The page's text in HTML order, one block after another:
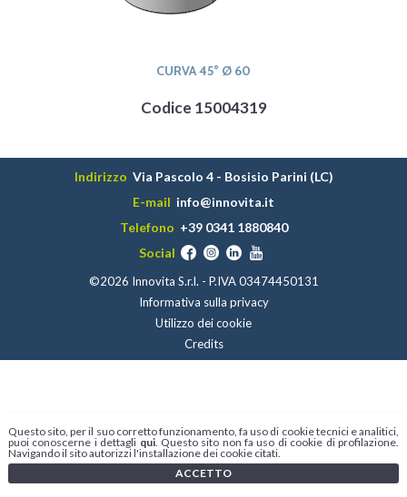
CURVA 45° Ø 60
Codice 15004319
Indirizzo Via Pascolo 4 - Bosisio Parini (LC)
E-mail info@innovita.it
Telefono +39 0341 1880840
Social
©2026 Innovita S.r.l. - P.IVA 03474450131
Informativa sulla privacy
Utilizzo dei cookie
Credits
Questo sito, per il suo corretto funzionamento, fa uso di cookie tecnici e analitici,
puoi conoscerne i dettagli qui. Questo sito non fa uso di cookie di profilazione.
Navigando il sito autorizzi l'installazione dei cookie citati.
ACCETTO